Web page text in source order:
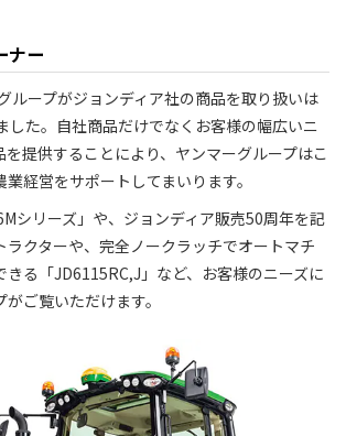
ナー
ループがジョンディア社の商品を取り扱いは
した。自社商品だけでなくお客様の幅広いニ
を提供することにより、ヤンマーグループはこ
経営をサポートしてまいります。
シリーズ」や、ジョンディア販売50周年を記
ラクターや、完全ノークラッチでオートマチ
きる「JD6115RC,J」など、お客様のニーズに
ご覧いただけます。